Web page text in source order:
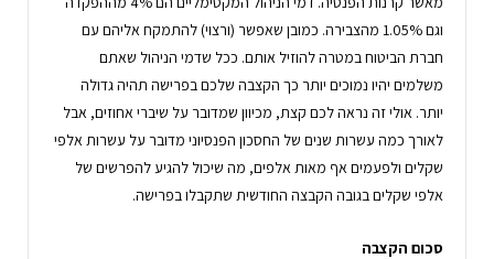
וגם 1.05% מהצבירה. כמובן שאפשר (ורצוי) להתמקח אליהם עם
חברת הביטוח במטרה להוזיל אותם. ככל שדמי הניהול שאתם
משלמים יהיו נמוכים יותר כך הקצבה שלכם בפרישה תהיה גדולה
יותר. אולי זה נראה לכם קצת, מכיוון שמדובר על שיברי אחוזים, אבל
לאורך כמה עשרות שנים של החסכון הפנסיוני מדובר על עשרות אלפי
שקלים ולפעמים אף מאות אלפים, מה שיכול להגיע להפרשים של
אלפי שקלים בגובה הקבצה החודשית שתקבלו בפרישה.
סכום הקצבה